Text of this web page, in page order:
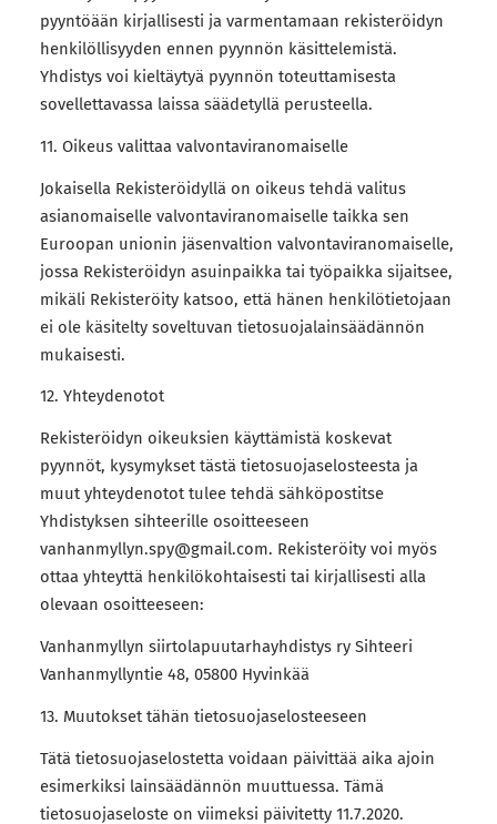
pyyntöään kirjallisesti ja varmentamaan rekisteröidyn
henkilöllisyyden ennen pyynnön käsittelemistä.
Yhdistys voi kieltäytyä pyynnön toteuttamisesta
sovellettavassa laissa säädetyllä perusteella.
11. Oikeus valittaa valvontaviranomaiselle
Jokaisella Rekisteröidyllä on oikeus tehdä valitus
asianomaiselle valvontaviranomaiselle taikka sen
Euroopan unionin jäsenvaltion valvontaviranomaiselle,
jossa Rekisteröidyn asuinpaikka tai työpaikka sijaitsee,
mikäli Rekisteröity katsoo, että hänen henkilötietojaan
ei ole käsitelty soveltuvan tietosuojalainsäädännön
mukaisesti.
12. Yhteydenotot
Rekisteröidyn oikeuksien käyttämistä koskevat
pyynnöt, kysymykset tästä tietosuojaselosteesta ja
muut yhteydenotot tulee tehdä sähköpostitse
Yhdistyksen sihteerille osoitteeseen
vanhanmyllyn.spy@gmail.com. Rekisteröity voi myös
ottaa yhteyttä henkilökohtaisesti tai kirjallisesti alla
olevaan osoitteeseen:
Vanhanmyllyn siirtolapuutarhayhdistys ry Sihteeri
Vanhanmyllyntie 48, 05800 Hyvinkää
13. Muutokset tähän tietosuojaselosteeseen
Tätä tietosuojaselostetta voidaan päivittää aika ajoin
esimerkiksi lainsäädännön muuttuessa. Tämä
tietosuojaseloste on viimeksi päivitetty 11.7.2020.